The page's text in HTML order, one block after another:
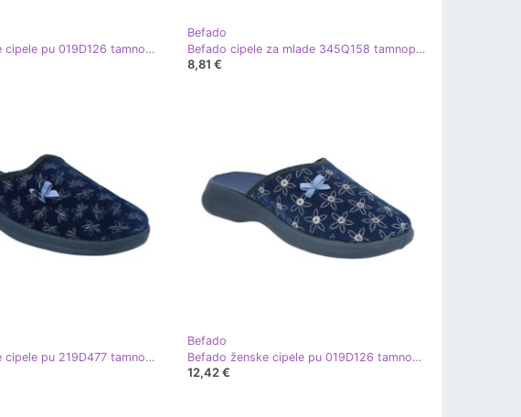
Befado ženske cipele pu 019D126 tamnoplava
Befado
Befado cipele za mlade 345Q158 tamnoplava plava
8,81 €
Befado ženske cipele pu 219D477 tamnoplava plava
Befado
Befado ženske cipele pu 019D126 tamnoplava srebro
12,42 €